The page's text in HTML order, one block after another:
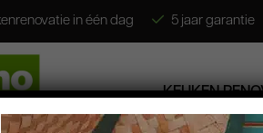
in één dag 5 jaar garantie
KEUKEN